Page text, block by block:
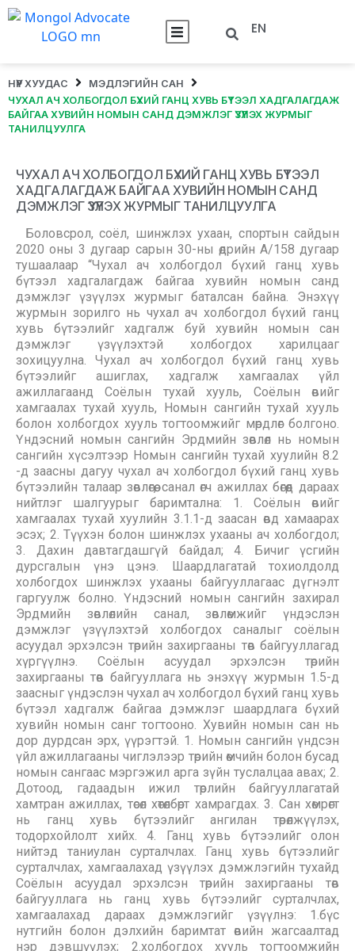
EN
НҮҮР ХУУДАС
МЭДЛЭГИЙН САН
ЧУХАЛ АЧ ХОЛБОГДОЛ БҮХИЙ ГАНЦ ХУВЬ БҮТЭЭЛ ХАДГАЛАГДАЖ
БАЙГАА ХУВИЙН НОМЫН САНД ДЭМЖЛЭГ ҮЗҮҮЛЭХ ЖУРМЫГ
ТАНИЛЦУУЛГА
ЧУХАЛ АЧ ХОЛБОГДОЛ БҮХИЙ ГАНЦ ХУВЬ БҮТЭЭЛ
ХАДГАЛАГДАЖ БАЙГАА ХУВИЙН НОМЫН САНД
ДЭМЖЛЭГ ҮЗҮҮЛЭХ ЖУРМЫГ ТАНИЛЦУУЛГА
Боловсрол, соёл, шинжлэх ухаан, спортын сайдын
2020 оны 3 дугаар сарын 30-ны өдрийн А/158 дугаар
тушаалаар “Чухал ач холбогдол бүхий ганц хувь
бүтээл хадгалагдаж байгаа хувийн номын санд
дэмжлэг үзүүлэх журмыг баталсан байна. Энэхүү
журмын зорилго нь чухал ач холбогдол бүхий ганц
хувь бүтээлийг хадгалж буй хувийн номын сан
дэмжлэг үзүүлэхтэй холбогдох харилцааг
зохицуулна. Чухал ач холбогдол бүхий ганц хувь
бүтээлийг ашиглах, хадгалж хамгаалах үйл
ажиллагаанд Соёлын тухай хууль, Соёлын өвийг
хамгаалах тухай хууль, Номын сангийн тухай хууль
болон холбогдох хууль тогтоомжийг мөрдлөг болгоно.
Үндэсний номын сангийн Эрдмийн зөвлөл нь номын
сангийн хүсэлтээр Номын сангийн тухай хуулийн 8.2
-д заасны дагуу чухал ач холбогдол бүхий ганц хувь
бүтээлийн талаар зөвлөгөө, санал өгч ажиллах бөгөөд дараах
нийтлэг шалгуурыг баримтална: 1. Соёлын өвийг
хамгаалах тухай хуулийн 3.1.1-д заасан өвд хамаарах
эсэх; 2. Түүхэн болон шинжлэх ухааны ач холбогдол;
3. Дахин давтагдашгүй байдал; 4. Бичиг үсгийн
дурсгалын үнэ цэнэ. Шаардлагатай тохиолдолд
холбогдох шинжлэх ухааны байгууллагаас дүгнэлт
гаргуулж болно. Үндэсний номын сангийн захирал
Эрдмийн зөвлөлийн санал, зөвлөмжийг үндэслэн
дэмжлэг үзүүлэхтэй холбогдох саналыг соёлын
асуудал эрхэлсэн төрийн захиргааны төв байгууллагад
хүргүүлнэ. Соёлын асуудал эрхэлсэн төрийн
захиргааны төв байгууллага нь энэхүү журмын 1.5-д
заасныг үндэслэн чухал ач холбогдол бүхий ганц хувь
бүтээл хадгалж байгаа дэмжлэг шаардлага бүхий
хувийн номын санг тогтооно. Хувийн номын сан нь
дор дурдсан эрх, үүрэгтэй. 1. Номын сангийн үндсэн
үйл ажиллагааны чиглэлээр төрийн өмчийн болон бусад
номын сангаас мэргэжил арга зүйн туслалцаа авах; 2.
Дотоод, гадаадын ижил төрлийн байгууллагатай
хамтран ажиллах, төсөл хөтөлбөрт хамрагдах. 3. Сан хөмрөгт
нь ганц хувь бүтээлийг ангилан төрөлжүүлэх,
тодорхойлолт хийх. 4. Ганц хувь бүтээлийг олон
нийтэд таниулан сурталчлах. Ганц хувь бүтээлийг
сурталчлах, хамгаалахад үзүүлэх дэмжлэгийн тухайд
Соёлын асуудал эрхэлсэн төрийн захиргааны төв
байгууллага нь ганц хувь бүтээлийг сурталчлах,
хамгаалахад дараах дэмжлэгийг үзүүлнэ: 1.бүс
нутгийн болон дэлхийн баримтат өвийн жагсаалтад
нэр дэвшүүлэх; 2.холбогдох хууль тогтоомжийн